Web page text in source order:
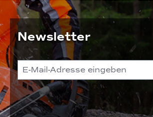
Newsletter